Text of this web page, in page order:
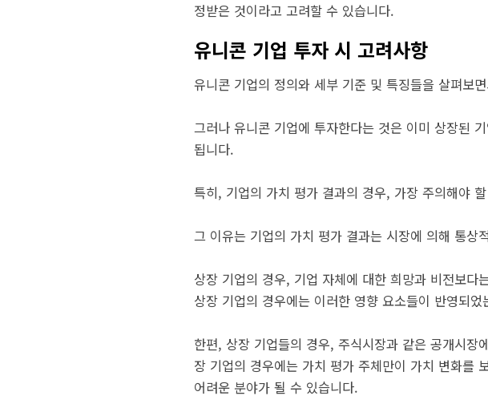
정받은 것이라고 고려할 수 있습니다.
유니콘 기업 투자 시 고려사항
유니콘 기업의 정의와 세부 기준 및 특징들을 살펴보
그러나 유니콘 기업에 투자한다는 것은 이미 상장된
됩니다.
특히, 기업의 가치 평가 결과의 경우, 가장 주의해야
그 이유는 기업의 가치 평가 결과는 시장에 의해 통상
상장 기업의 경우, 기업 자체에 대한 희망과 비전보다
상장 기업의 경우에는 이러한 영향 요소들이 반영되
한편, 상장 기업들의 경우, 주식시장과 같은 공개시
장 기업의 경우에는 가치 평가 주체만이 가치 변화를
어려운 분야가 될 수 있습니다.